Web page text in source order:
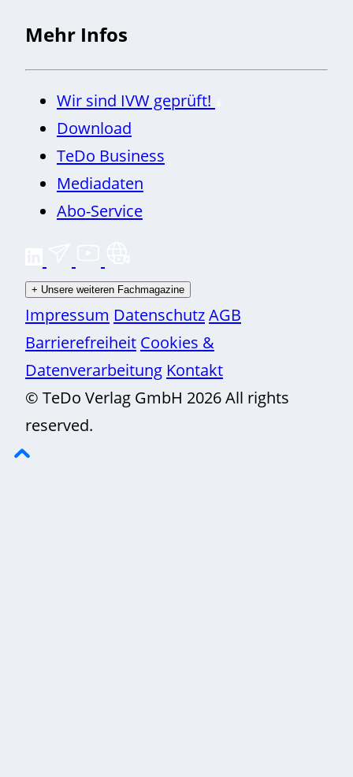
Mehr Infos
Wir sind IVW geprüft!
Download
TeDo Business
Mediadaten
Abo-Service
+ Unsere weiteren Fachmagazine
Impressum DatenschutzAGB
Barrierefreiheit Cookies &
Datenverarbeitung Kontakt
© TeDo Verlag GmbH 2026 All rights
reserved.